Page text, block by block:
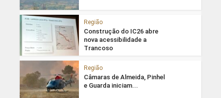
Região
Construção do IC26 abre
nova acessibilidade a
Trancoso
Região
Câmaras de Almeida, Pinhel
e Guarda iniciam...